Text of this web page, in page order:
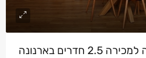
דירת גן נדירה למכירה 2.5 חדרים בארנונה